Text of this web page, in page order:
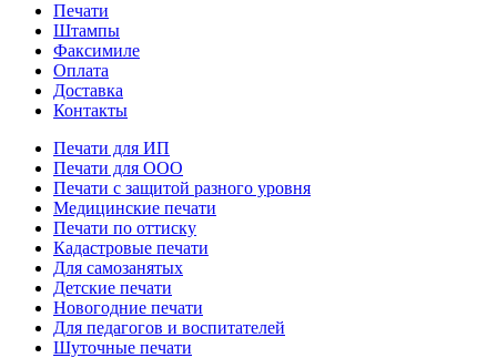
Печати
Штампы
Факсимиле
Оплата
Доставка
Контакты
Печати для ИП
Печати для ООО
Печати с защитой разного уровня
Медицинские печати
Печати по оттиску
Кадастровые печати
Для самозанятых
Детские печати
Новогодние печати
Для педагогов и воспитателей
Шуточные печати